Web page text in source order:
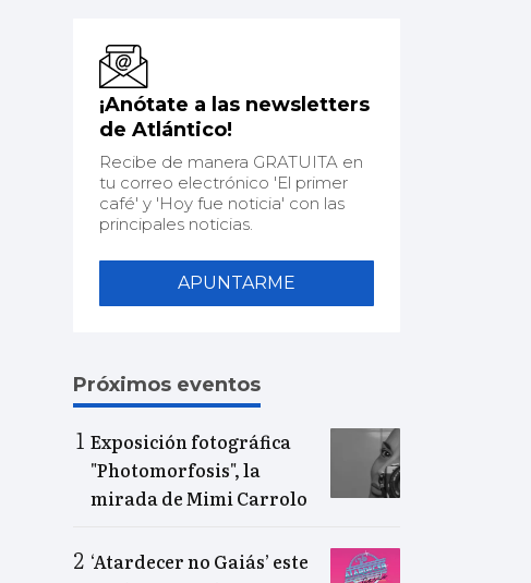
¡Anótate a las newsletters
de Atlántico!
Recibe de manera GRATUITA en
tu correo electrónico 'El primer
café' y 'Hoy fue noticia' con las
principales noticias.
APUNTARME
Próximos eventos
Exposición fotográfica
"Photomorfosis", la
mirada de Mimi Carrolo
‘Atardecer no Gaiás’ este